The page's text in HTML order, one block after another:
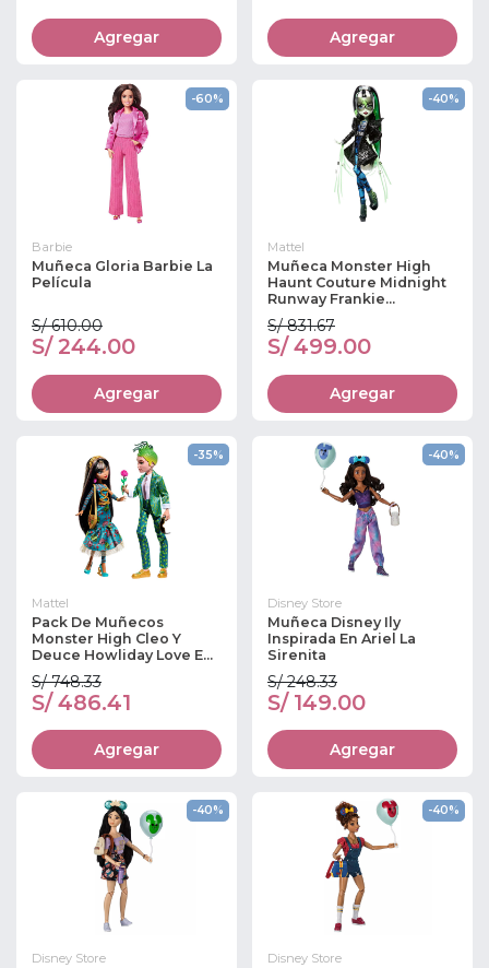
Agregar Agregar
-60%
Barbie
Muñeca Gloria Barbie La
Película
S/ 610.00
S/ 244.00
Agregar
-40%
Mattel
Muñeca Monster High
Haunt Couture Midnight
Runway Frankie...
S/ 831.67
S/ 499.00
Agregar
-35%
Mattel
Pack De Muñecos
Monster High Cleo Y
Deuce Howliday Love E...
S/ 748.33
S/ 486.41
Agregar
-40%
Disney Store
Muñeca Disney Ily
Inspirada En Ariel La
Sirenita
S/ 248.33
S/ 149.00
Agregar
-40%
Disney Store
-40%
Disney Store